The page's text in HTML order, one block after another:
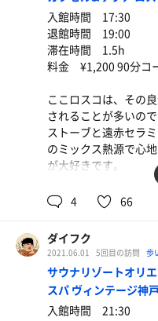
さらに、室内には籐
床で岩盤浴使いも良
の間お父さん使いも良
もし、定年後、家に
な不感サウナです。
歩いた距離 2.1km
入館時間 17:30
退館時間 19:00
滞在時間 1.5h
料金 ¥1,200 90分コ
ここロスコは、その
されることが多いの
ストーブと遠赤セラ
のミックス熱源で心
が大好きです。
オススメは寝そべり
りの気持ち良さによ
ストーン上にはオー
化、ドンパチ化でき
たところを見ていま
れました。
4 66
ダイフク
2021.06.01 5回目の訪問 歩
サウナリゾートオリ
スパ ヴィンテージ神
入館時間 21:30